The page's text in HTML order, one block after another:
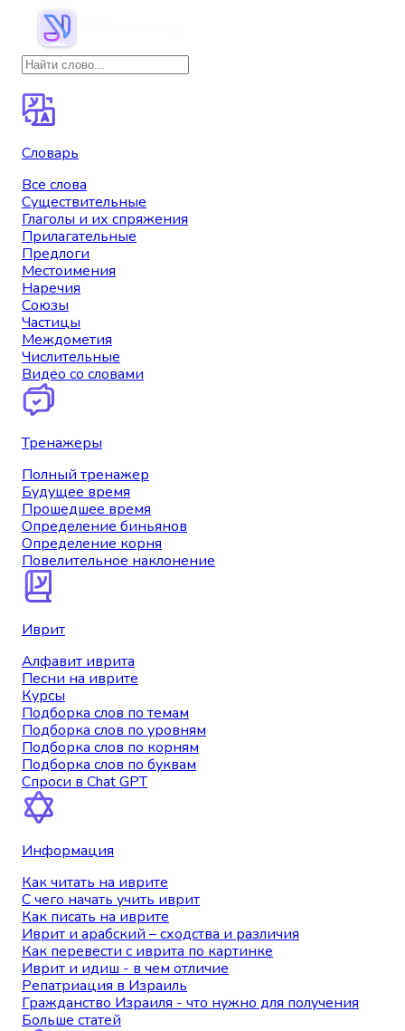
Словарь
Все слова
Существительные
Глаголы и их спряжения
Прилагательные
Предлоги
Местоимения
Наречия
Союзы
Частицы
Междометия
Числительные
Видео со словами
Тренажеры
Полный тренажер
Будущее время
Прошедшее время
Определение биньянов
Определение корня
Повелительное наклонение
Иврит
Алфавит иврита
Песни на иврите
Курсы
Подборка слов по темам
Подборка слов по уровням
Подборка слов по корням
Подборка слов по буквам
Спроси в Chat GPT
Информация
Как читать на иврите
С чего начать учить иврит
Как писать на иврите
Иврит и арабский – сходства и различия
Как перевести с иврита по картинке
Иврит и идиш - в чем отличие
Репатриация в Израиль
Гражданство Израиля - что нужно для получения
Больше статей